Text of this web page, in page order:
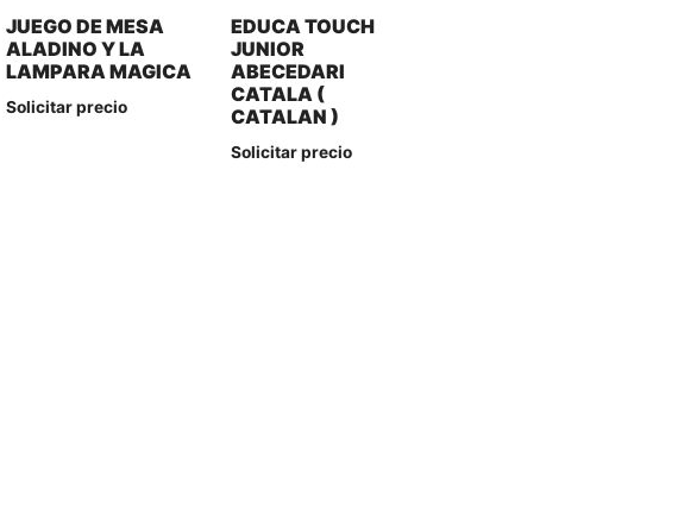
JUEGO DE MESA
ALADINO Y LA
LAMPARA MAGICA
Solicitar precio
EDUCA TOUCH
JUNIOR
ABECEDARI
CATALA (
CATALAN )
Solicitar precio